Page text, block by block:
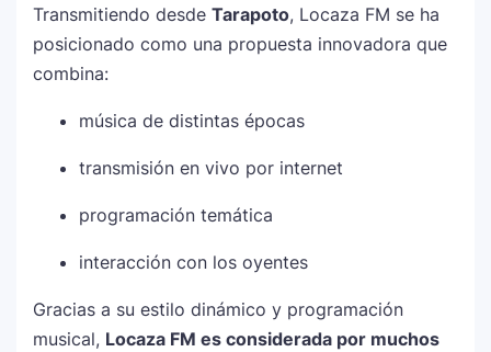
Transmitiendo desde Tarapoto, Locaza FM se ha
posicionado como una propuesta innovadora que
combina:
música de distintas épocas
transmisión en vivo por internet
programación temática
interacción con los oyentes
Gracias a su estilo dinámico y programación
musical, Locaza FM es considerada por muchos